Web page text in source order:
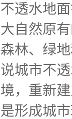
不透水地
大自然原
森林、绿
说城市不
境，重新
是形成城